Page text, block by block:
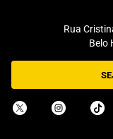
Rua
Belo